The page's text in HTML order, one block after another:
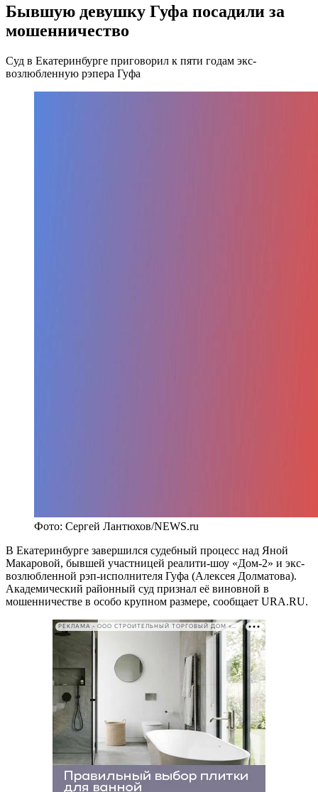
Бывшую девушку Гуфа посадили за
мошенничество
Суд в Екатеринбурге приговорил к пяти годам экс-
возлюбленную рэпера Гуфа
Фото: Сергей Лантюхов/NEWS.ru
В Екатеринбурге завершился судебный процесс над Яной
Макаровой, бывшей участницей реалити-шоу «Дом-2» и экс-
возлюбленной рэп-исполнителя Гуфа (Алексея Долматова).
Академический районный суд признал её виновной в
мошенничестве в особо крупном размере, сообщает URA.RU.
РЕКЛАМА • ООО СТРОИТЕЛЬНЫЙ ТОРГОВЫЙ ДОМ «ПЕТРОВИЧ». ИНН: 7802348846